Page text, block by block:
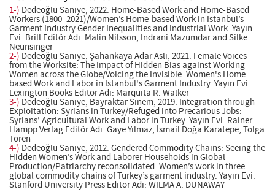
1-) Dedeoğlu Saniye, 2022. Home-Based Work and Home-Based
Workers (1800–2021)/Women’s Home-based Work in Istanbul’s
Garment Industry Gender Inequalities and Industrial Work. Yayın
Evi: Brill Editör Adı: Malin Nilsson, Indrani Mazumdar and Silke
Neunsinger
2-) Dedeoğlu Saniye, Şahankaya Adar Aslı, 2021. Female Voices
from the Worksite: The Impact of Hidden Bias against Working
Women across the Globe/Voicing the Invisible: Women's Home-
based Work and Labor in Istanbul's Garment Industry. Yayın Evi:
Lexington Books Editör Adı: Marquita R. Walker
3-) Dedeoğlu Saniye, Bayraktar Sinem, 2019. Integration through
Exploitation: Syrians in Turkey/Refuged into Precarious Jobs:
Syrians’ Agricultural Work and Labor in Turkey. Yayın Evi: Rainer
Hampp Verlag Editör Adı: Gaye Yılmaz, İsmail Doğa Karatepe, Tolga
Tören
4-) Dedeoğlu Saniye, 2012. Gendered Commodity Chains: Seeing the
Hidden Women’s Work and Laborer Households in Global
Production/Patriarchy reconsolidated: Women’s work in three
global commodity chains of Turkey’s garment industry. Yayın Evi:
Stanford University Press Editör Adı: WILMA A. DUNAWAY